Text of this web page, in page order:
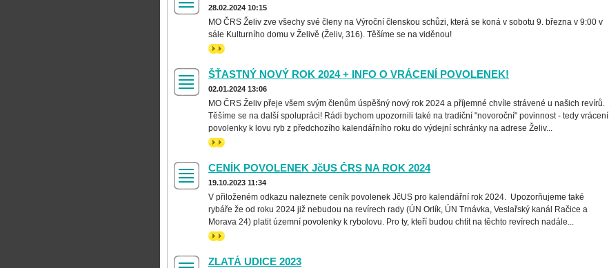
28.02.2024 10:15
MO ČRS Želiv zve všechy své členy na Výroční členskou schůzi, která se koná v sobotu 9. března v 9:00 v
sále Kulturního domu v Želivě (Želiv, 316). Těšíme se na viděnou!
>>
ŠŤASTNÝ NOVÝ ROK 2024 + INFO O VRÁCENÍ POVOLENEK!
02.01.2024 13:06
MO ČRS Želiv přeje všem svým členům úspěšný nový rok 2024 a příjemné chvíle strávené u našich revírů.
Těšíme se na další spolupráci! Rádi bychom upozornili také na tradiční "novoroční" povinnost - tedy vrácení
povolenky k lovu ryb z předchozího kalendářního roku do výdejní schránky na adrese Želiv...
>>
CENÍK POVOLENEK JčUS ČRS NA ROK 2024
19.10.2023 11:34
V přiloženém odkazu naleznete ceník povolenek JčUS pro kalendářní rok 2024. Upozorňujeme také
rybáře že od roku 2024 již nebudou na revírech rady (ÚN Orlík, ÚN Trnávka, Veslařský kanál Račice a
Morava 24) platit územní povolenky k rybolovu. Pro ty, kteří budou chtít na těchto revírech nadále...
>>
ZLATÁ UDICE 2023